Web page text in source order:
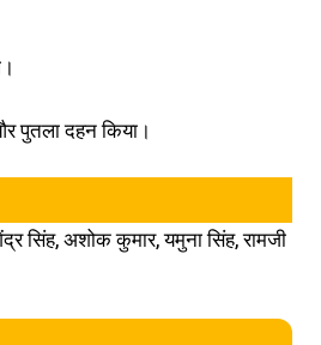
पुतला दहन किया।
सिंह, अशोक कुमार, यमुना सिंह, रामजी